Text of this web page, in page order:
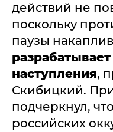
действий не
поскольку
паузы
наступления,
Скибицкий.
подчеркнул,
российских